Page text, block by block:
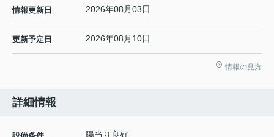
情報更新日 2026年08月03日
更新予定日 2026年08月10日
情報の見方
詳細情報
陽当り良好